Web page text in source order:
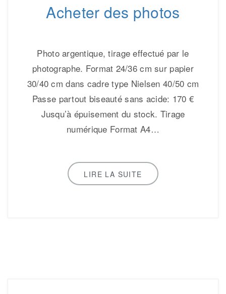
Acheter des photos
Photo argentique, tirage effectué par le
photographe. Format 24/36 cm sur papier
30/40 cm dans cadre type Nielsen 40/50 cm
Passe partout biseauté sans acide: 170 €
Jusqu’à épuisement du stock. Tirage
numérique Format A4…
LIRE LA SUITE